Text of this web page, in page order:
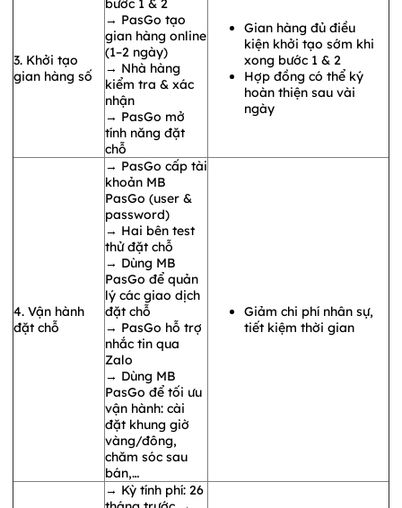
3. Khởi tạo
gian hàng số
bước 1 & 2
→ PasGo tạo
gian hàng online
(1–2 ngày)
→ Nhà hàng
kiểm tra & xác
nhận
→ PasGo mở
tính năng đặt
chỗ
Gian hàng đủ điều
kiện khởi tạo sớm khi
xong bước 1 & 2
Hợp đồng có thể ký
hoàn thiện sau vài
ngày
4. Vận hành
đặt chỗ
→ PasGo cấp tài
khoản MB
PasGo (user &
password)
→ Hai bên test
thử đặt chỗ
→ Dùng MB
PasGo để quản
lý các giao dịch
đặt chỗ
→ PasGo hỗ trợ
nhắc tin qua
Zalo
→ Dùng MB
PasGo để tối ưu
vận hành: cài
đặt khung giờ
vàng/đông,
chăm sóc sau
bán,…
Giảm chi phí nhân sự,
tiết kiệm thời gian
→ Kỳ tính phí: 26